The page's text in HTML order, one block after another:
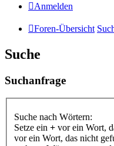
Anmelden
Foren-Übersicht
Suche
Suchanfrage
Suche nach Wörtern:
Setze ein + vor ein Wort,
vor ein Wort, das nicht